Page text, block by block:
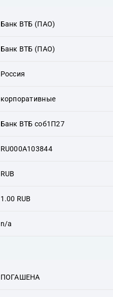
Банк ВТБ (ПАО)
Банк ВТБ (ПАО)
Россия
корпоративные
Банк ВТБ соб1П27
RU000A103844
RUB
1.00 RUB
n/a
ПОГАШЕНА